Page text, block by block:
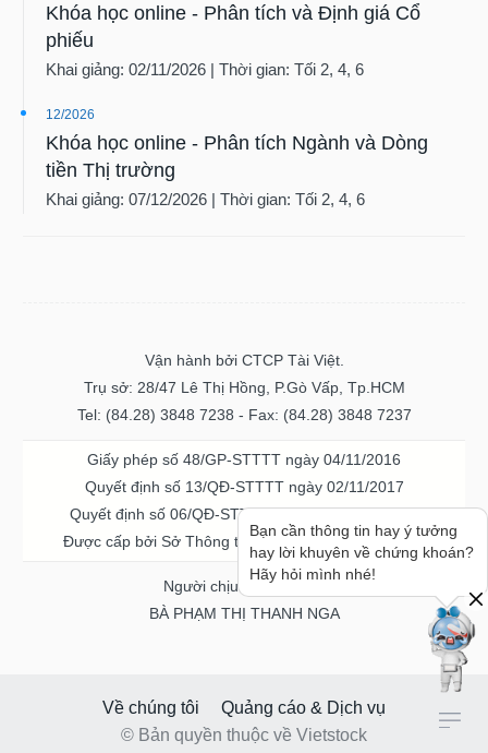
Khóa học online - Phân tích và Định giá Cổ
phiếu
Khai giảng: 02/11/2026 | Thời gian: Tối 2, 4, 6
12/2026
Khóa học online - Phân tích Ngành và Dòng
tiền Thị trường
Khai giảng: 07/12/2026 | Thời gian: Tối 2, 4, 6
Vận hành bởi CTCP Tài Việt.
Trụ sở: 28/47 Lê Thị Hồng, P.Gò Vấp, Tp.HCM
Tel: (84.28) 3848 7238 - Fax: (84.28) 3848 7237
Giấy phép số 48/GP-STTTT ngày 04/11/2016
Quyết định số 13/QĐ-STTTT ngày 02/11/2017
Quyết định số 06/QĐ-STTTT-ICP ngày 20/07/2023
Được cấp bởi Sở Thông tin và Truyền thông TPHCM
Người chịu trách nhiệm
BÀ PHẠM THỊ THANH NGA
Về chúng tôi
Quảng cáo & Dịch vụ
© Bản quyền thuộc về Vietstock
Bạn cần thông tin hay ý tưởng
hay lời khuyên về chứng khoán?
Hãy hỏi mình nhé!